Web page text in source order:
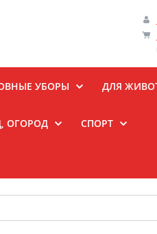
УБОРЫ ДЛЯ
ОГОРОД СПОРТ